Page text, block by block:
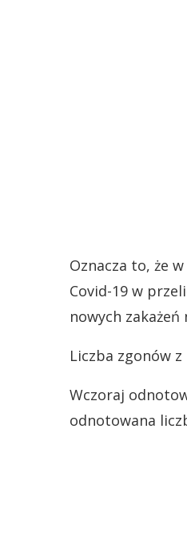
Oznacza to, że
Covid-19 w
nowych zakażeń
Liczba zgonów
Wczoraj
odnotowana